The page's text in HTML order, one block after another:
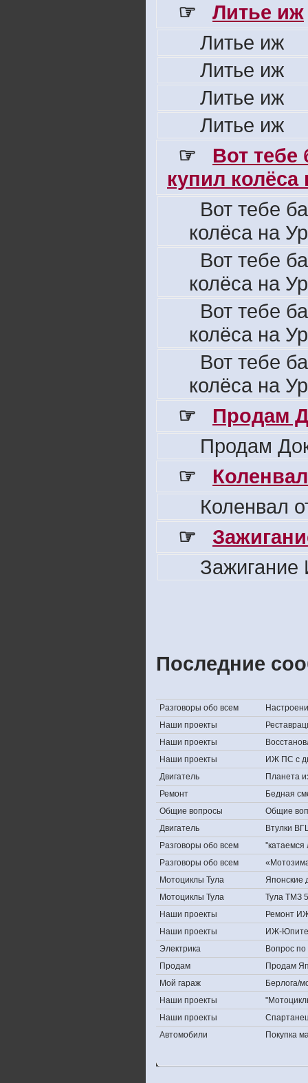
☞
Литье иж
Литье иж
Литье иж
Литье иж
Литье иж
☞
Вот
купил колёса
Вот тебе
колёса на
Вот тебе
колёса на
Вот тебе
колёса на
Вот тебе
колёса на
☞
Продам
Продам
☞
Коленвал
☞
Последние
Разговоры обо всем
Наши проекты
Наши проекты
Наши проекты
ИЖ ПС с
Двигатель
Планета
Ремонт
Бедная
Общие вопросы
Общие
Двигатель
Втулки
Разговоры обо всем
Разговоры обо всем
Мотоциклы Тула
Японские
Мотоциклы Тула
Тула ТМЗ
Наши проекты
Ремонт
Наши проекты
ИЖ-
Электрика
Вопрос по
Продам
Продам
Мой гараж
Берлога/
Наши проекты
Наши проекты
Автомобили
Покупка